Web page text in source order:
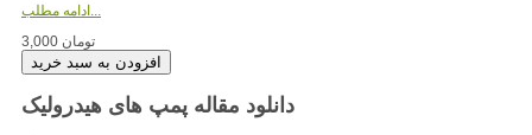
ادامه مطلب...
3,000 تومان